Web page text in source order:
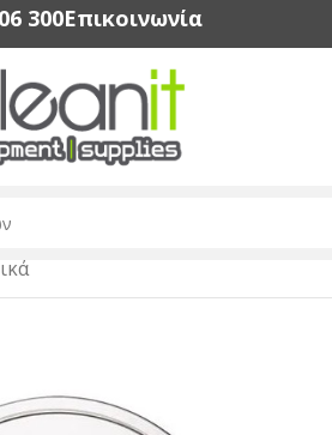
300‬Επικοινωνία
Τροφίμων